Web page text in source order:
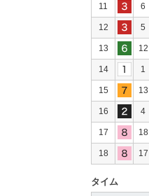
11 6
12 5
13 12
14 1
15 13
16 4
17 18
18 17
タイム